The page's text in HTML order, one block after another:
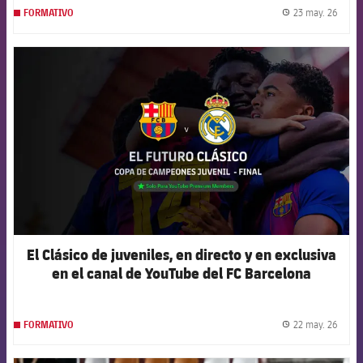
FORMATIVO 23 may. 26
FCB Barcelona badge
El Clásico de juveniles, en directo y en exclusiva
en el canal de YouTube del FC Barcelona
FORMATIVO 22 may. 26